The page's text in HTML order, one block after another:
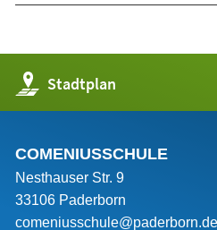
Stadtplan
(Öffnet
in
einem
Tab)
COMENIUSSCHULE
Nesthauser Str. 9
33106 Paderborn
comeniusschule@paderborn.de